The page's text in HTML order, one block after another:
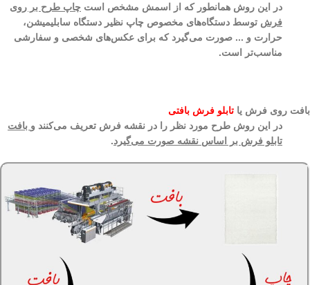
در این روش همانطور که از اسمش مشخص است چاپ طرح بر روی
فرش توسط دستگاه‌های مخصوص چاپ نظیر دستگاه سابلیمیشن،
حرارت و ... صورت می‌گیرد که برای عکس‌های شخصی و سفارشی
مناسب‌تر است.
بافت روی فرش یا تابلو فرش بافتی
در این روش طرح مورد نظر را در نقشه فرش تعریف می‌کنند و بافت
تابلو فرش بر اساس نقشه صورت می‌گیرد.